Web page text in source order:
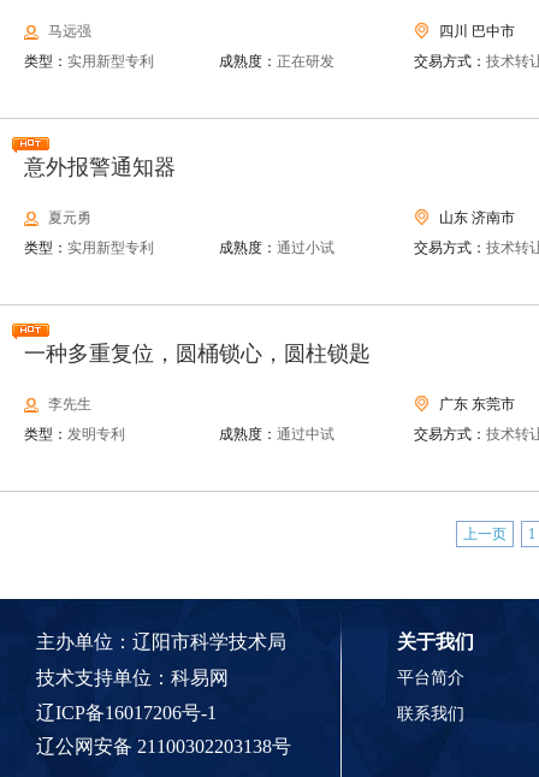
马远强
四川 巴中市
类型： 实用新型专利 成熟度： 正在研发 交易方式： 技术转
意外报警通知器
夏元勇
山东 济南市
类型： 实用新型专利 成熟度： 通过小试 交易方式： 技术转
一种多重复位，圆桶锁心，圆柱锁匙
李先生
广东 东莞市
类型： 发明专利 成熟度： 通过中试 交易方式： 技术转
上一页 1
主办单位：辽阳市科学技术局
技术支持单位： 科易网
辽ICP备16017206号-1
辽公网安备 21100302203138号
关于我们
平台简介
联系我们